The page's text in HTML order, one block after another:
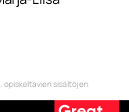
opiskeltavien sisältöjen